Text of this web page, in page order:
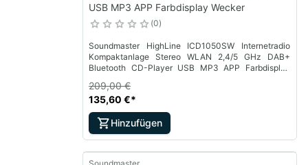
USB MP3 APP Farbdisplay Wecker
0
Soundmaster HighLine ICD1050SW Internetradio
Kompaktanlage Stereo WLAN 2,4/5 GHz DAB+
Bluetooth CD-Player USB MP3 APP Farbdisplay
135,60 €*
209,00 €
Hinzufügen